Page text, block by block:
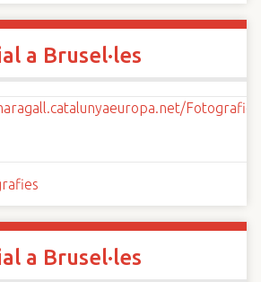
a Brusel·les
a Brusel·les